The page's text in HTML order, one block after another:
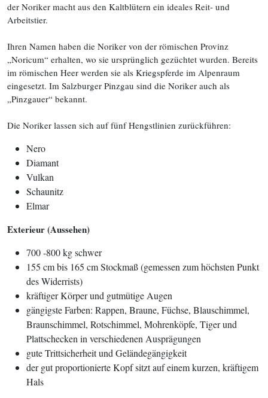
der Noriker macht aus den Kaltblütern ein ideales Reit- und
Arbeitstier.
Ihren Namen haben die Noriker von der römischen Provinz
„Noricum“ erhalten, wo sie ursprünglich gezüchtet wurden. Bereits
im römischen Heer werden sie als Kriegspferde im Alpenraum
eingesetzt. Im Salzburger Pinzgau sind die Noriker auch als
„Pinzgauer“ bekannt.
Die Noriker lassen sich auf fünf Hengstlinien zurückführen:
Nero
Diamant
Vulkan
Schaunitz
Elmar
Exterieur (Aussehen)
700 -800 kg schwer
155 cm bis 165 cm Stockmaß (gemessen zum höchsten Punkt
des Widerrists)
kräftiger Körper und gutmütige Augen
gängigste Farben: Rappen, Braune, Füchse, Blauschimmel,
Braunschimmel, Rotschimmel, Mohrenköpfe, Tiger und
Plattschecken in verschiedenen Ausprägungen
gute Trittsicherheit und Geländegängigkeit
der gut proportionierte Kopf sitzt auf einem kurzen, kräftigem
Hals